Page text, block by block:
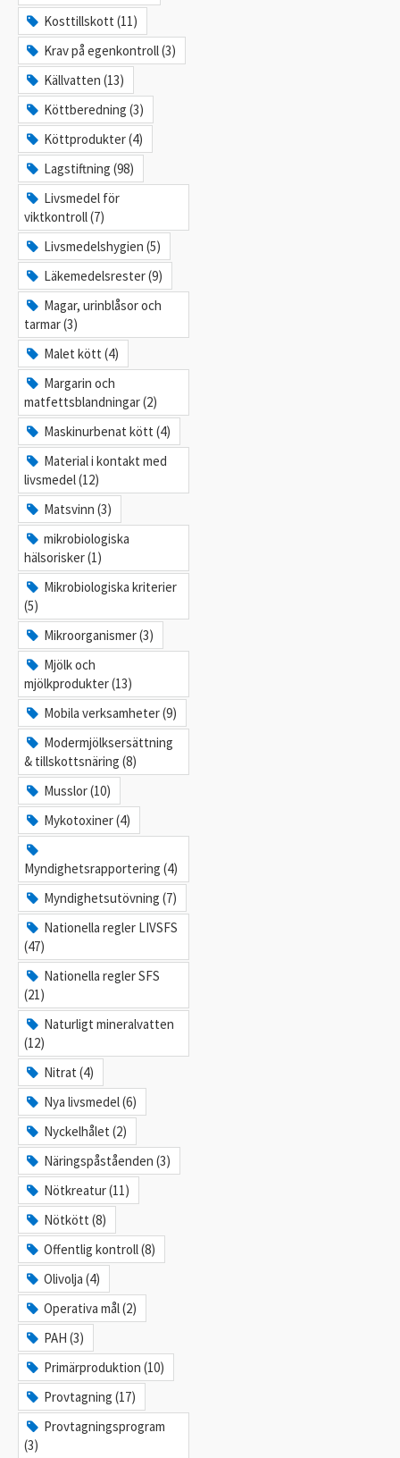
Kosttillskott (11)
Krav på egenkontroll (3)
Källvatten (13)
Köttberedning (3)
Köttprodukter (4)
Lagstiftning (98)
Livsmedel för
viktkontroll (7)
Livsmedelshygien (5)
Läkemedelsrester (9)
Magar, urinblåsor och
tarmar (3)
Malet kött (4)
Margarin och
matfettsblandningar (2)
Maskinurbenat kött (4)
Material i kontakt med
livsmedel (12)
Matsvinn (3)
mikrobiologiska
hälsorisker (1)
Mikrobiologiska kriterier
(5)
Mikroorganismer (3)
Mjölk och
mjölkprodukter (13)
Mobila verksamheter (9)
Modermjölksersättning
& tillskottsnäring (8)
Musslor (10)
Mykotoxiner (4)
Myndighetsrapportering (4)
Myndighetsutövning (7)
Nationella regler LIVSFS
(47)
Nationella regler SFS
(21)
Naturligt mineralvatten
(12)
Nitrat (4)
Nya livsmedel (6)
Nyckelhålet (2)
Näringspåståenden (3)
Nötkreatur (11)
Nötkött (8)
Offentlig kontroll (8)
Olivolja (4)
Operativa mål (2)
PAH (3)
Primärproduktion (10)
Provtagning (17)
Provtagningsprogram
(3)